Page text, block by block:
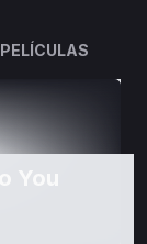
PELÍCULAS